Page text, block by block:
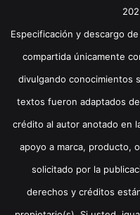
Especificación y descargo
compartida únicamente
divulgando conocimientos
textos fueron adaptados
crédito al autor anotado en
apoyo a marca, producto,
solicitado por la
derechos y créditos